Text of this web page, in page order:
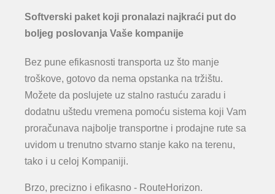
Softverski paket koji pronalazi najkraći put do
boljeg poslovanja Vaše kompanije
Bez pune efikasnosti transporta uz što manje
troškove, gotovo da nema opstanka na tržištu.
Možete da poslujete uz stalno rastuću zaradu i
dodatnu uštedu vremena pomoću sistema koji Vam
proračunava najbolje transportne i prodajne rute sa
uvidom u trenutno stvarno stanje kako na terenu,
tako i u celoj Kompaniji.
Brzo, precizno i efikasno - RouteHorizon.